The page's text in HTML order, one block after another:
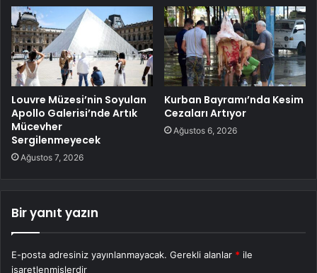
Louvre Müzesi’nin Soyulan
Apollo Galerisi’nde Artık
Mücevher
Sergilenmeyecek
Ağustos 7, 2026
Kurban Bayramı’nda Kesim
Cezaları Artıyor
Ağustos 6, 2026
Bir yanıt yazın
E-posta adresiniz yayınlanmayacak. Gerekli alanlar * ile
işaretlenmişlerdir